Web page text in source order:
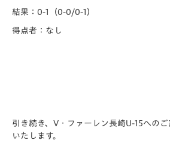
結果：0-1（0-0/0-1）
得点者：なし
引き続き、V・ファーレン長崎U-15への
いたします。